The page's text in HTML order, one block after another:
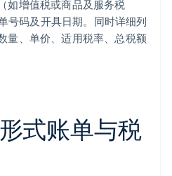
如增值税或商品及服务税
号码及开具日期。同时详细列
量、单价、适用税率、总税额
式账单与税